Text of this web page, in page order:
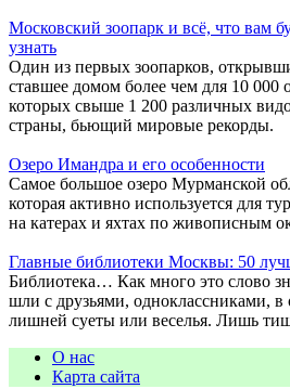
Московский зоопарк и всё, что вам
узнать
Один из первых зоопарков,
ставшее домом более чем для 10 000
которых свыше 1 200 различных
страны, бьющий мировые рекорды.
Озеро Имандра и его особенности
Самое большое озеро Мурманской
которая активно используется для
на катерах и яхтах по живописным
Главные библиотеки Москвы: 50
Библиотека… Как много это слово
шли с друзьями, одноклассниками,
лишней суеты или веселья. Лишь
О нас
Карта сайта